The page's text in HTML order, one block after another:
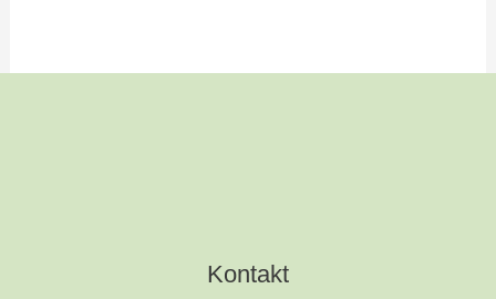
Kontakt